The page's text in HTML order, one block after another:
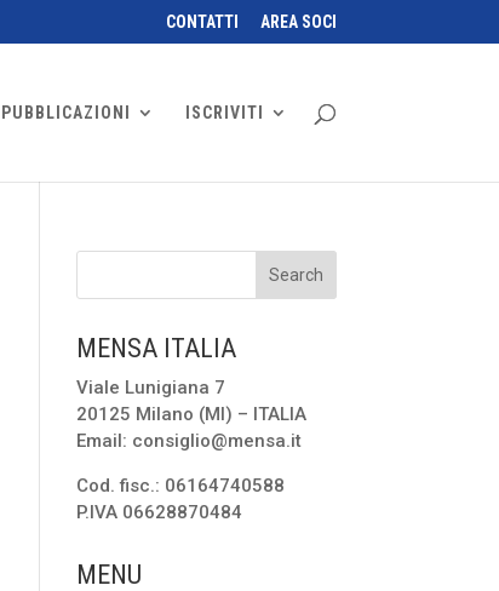
CONTATTI AREA SOCI
PUBBLICAZIONI ISCRIVITI
MENSA ITALIA
Viale Lunigiana 7
20125 Milano (MI) – ITALIA
Email: consiglio@mensa.it
Cod. fisc.: 06164740588
P.IVA 06628870484
MENU